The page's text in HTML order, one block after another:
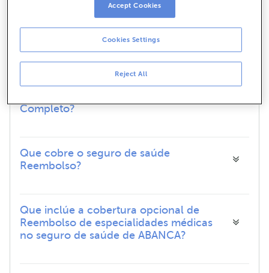
Que cobre a asistencia dental básica do
seguro de saúde ABANCA?
Que especialidades, cadro médico,
probas e tratamentos inclúe a
Completo?
Que cobre o seguro de saúde
Reembolso?
Que inclúe a cobertura opcional de
Reembolso de especialidades médicas
no seguro de saúde de ABANCA?
Reject All
Cookies Settings
Accept Cookies